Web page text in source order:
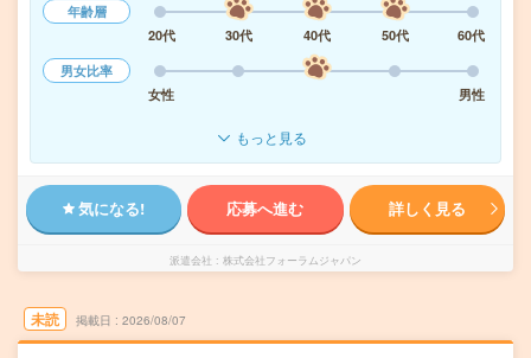
年齢層
20代
30代 40代 50代
60代
男女比率
女性
男性
もっと見る
気になる! 応募へ進む 詳しく見る
派遣会社 株式会社フォーラムジャパン
未読 掲載日 2026/08/07